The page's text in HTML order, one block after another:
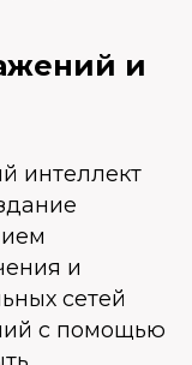
и
интеллект
и
сетей
с помощью